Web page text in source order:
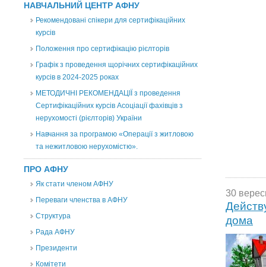
НАВЧАЛЬНИЙ ЦЕНТР АФНУ
Рекомендовані спікери для сертифікаційних
курсів
Положення про сертифікацію рієлторів
Графік з проведення щорічних сертифікаційних
курсів в 2024-2025 роках
МЕТОДИЧНІ РЕКОМЕНДАЦІЇ з проведення
Сертифікаційних курсів Асоціації фахівців з
нерухомості (рієлторів) України
Навчання за програмою «Операції з житловою
та нежитловою нерухомістю».
ПРО АФНУ
Як стати членом АФНУ
Переваги членства в АФНУ
Структура
Рада АФНУ
Президенти
Комітети
30
дома